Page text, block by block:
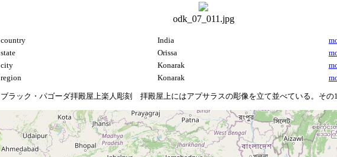
odk_07_011.jpg
country India
state Orissa
city Konarak
region Konarak
ブラック・パゴーダ拝殿屋上楽人彫刻 拝殿屋上にはアプサラスの彫像を立て並べている。その